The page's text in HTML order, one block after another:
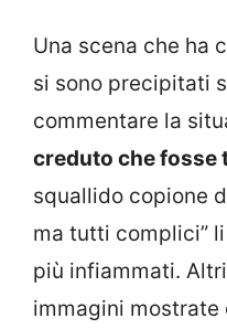
Una scena che ha
si sono precipitati
commentare la
creduto che fosse
squallido copione
ma tutti complici”
più infiammati.
immagini mostrate